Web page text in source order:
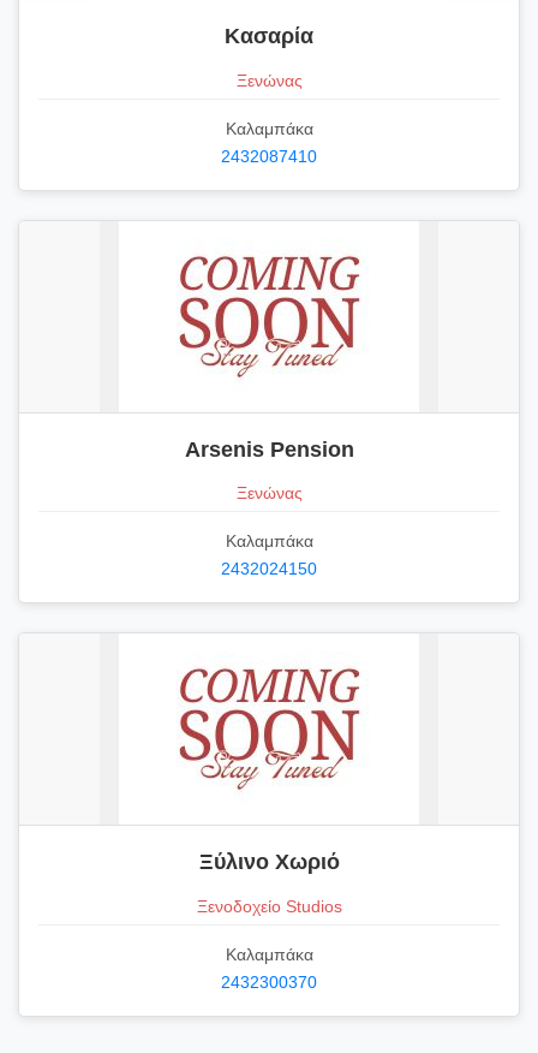
Κασαρία
Ξενώνας
Καλαμπάκα
2432087410
Arsenis Pension
Ξενώνας
Καλαμπάκα
2432024150
Ξύλινο Χωριό
Ξενοδοχείο Studios
Καλαμπάκα
2432300370